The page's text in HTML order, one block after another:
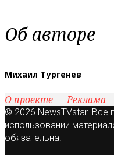
Об авторе
Михаил Тургенев
О проекте Реклама
© 2026 NewsTVstar. Все
использовании
обязательна.